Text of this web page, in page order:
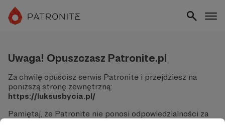
Uwaga! Opuszczasz Patronite.pl
Za chwilę opuścisz serwis Patronite i przejdziesz na
poniższą stronę zewnętrzną:
https://luksusbycia.pl/
Pamiętaj, że Patronite nie ponosi odpowiedzialności za